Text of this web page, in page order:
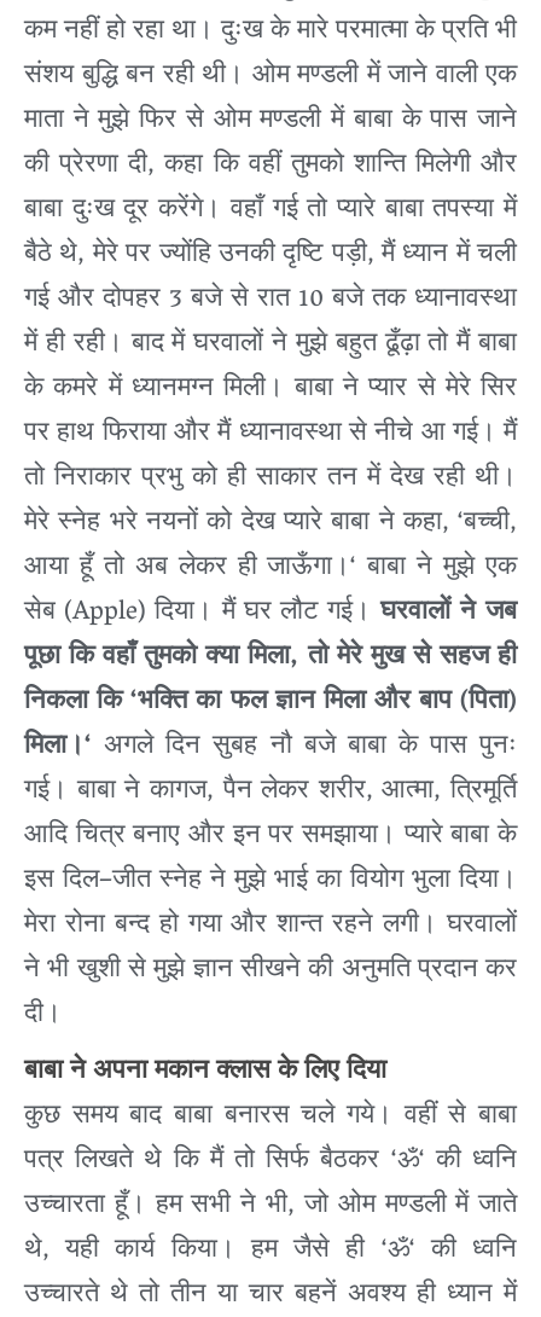
कम नहीं हो रहा था। दुःख के मारे परमात्मा के प्रति भी
संशय बुद्धि बन रही थी। ओम मण्डली में जाने वाली एक
माता ने मुझे फिर से ओम मण्डली में बाबा के पास जाने
की प्रेरणा दी,कहा कि वहीं तुमको शान्ति मिलेगी और
बाबा दुःख दूर करेंगे। वहाँ गई तो प्यारे बाबा तपस्या में
बैठे थे,मेरे पर ज्योंहि उनकी दृष्टि पड़ी,मैं ध्यान में चली
गई और दोपहर 3बजे से रात 10बजे तक ध्यानावस्था
में ही रही। बाद में घरवालों ने मुझे बहुत ढूँढ़ा तो मैं बाबा
के कमरे में ध्यानमग्न मिली। बाबा ने प्यार से मेरे सिर
पर हाथ फिराया और मैं ध्यानावस्था से नीचे आ गई। मैं
तो निराकार प्रभु को ही साकार तन में देख रही थी।
मेरे स्नेह भरे नयनों को देख प्यारे बाबा ने कहा, ‘बच्ची,
आया हूँ तो अब लेकर ही जाऊँगा।‘बाबा ने मुझे एक
सेब (Apple)दिया। मैं घर लौट गई। घरवालों ने जब
पूछा कि वहाँ तुमको क्या मिला,तो मेरे मुख से सहज ही
निकला कि ‘भक्ति का फल ज्ञान मिला और बाप (पिता)
मिला।‘ अगले दिन सुबह नौ बजे बाबा के पास पुनः
गई। बाबा ने कागज,पैन लेकर शरीर,आत्मा,त्रिमूर्ति
आदि चित्र बनाए और इन पर समझाया। प्यारे बाबा के
इस दिल–जीत स्नेह ने मुझे भाई का वियोग भुला दिया।
मेरा रोना बन्द हो गया और शान्त रहने लगी। घरवालों
ने भी खुशी से मुझे ज्ञान सीखने की अनुमति प्रदान कर
दी।
बाबा ने अपना मकान क्लास के लिए दिया
कुछ समय बाद बाबा बनारस चले गये। वहीं से बाबा
पत्र लिखते थे कि मैं तो सिर्फ बैठकर ‘ॐ‘की ध्वनि
उच्चारता हूँ। हम सभी ने भी,जो ओम मण्डली में जाते
थे,यही कार्य किया। हम जैसे ही ‘ॐ‘की ध्वनि
उच्चारते थे तो तीन या चार बहनें अवश्य ही ध्यान में